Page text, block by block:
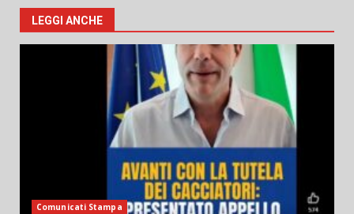
LEGGI ANCHE
Comunicati Stampa